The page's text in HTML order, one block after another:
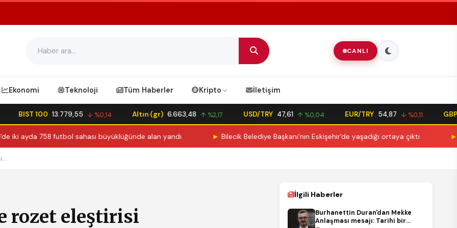
CANLI
Ekonomi Teknoloji Tüm Haberler Kripto İletişim
BIST 100 13.779,55 ↓ %0,14 Altın (gr) 6.663,48 ↑ %2,17 USD/TRY 47,61 ↑ %0,04 EUR/TRY 54,87 ↓ %0,11 GBP/TRY
futbol sahası büyüklüğünde alan yandı ►Bilecik Belediye Başkanı'nın Eskişehir'de yaşadığı ortaya çıktı ►İstanbul'da
rozet eleştirisi
İlgili Haberler
Burhanettin Duran'dan Mekke
Anlaşması mesajı: Tarihi bir